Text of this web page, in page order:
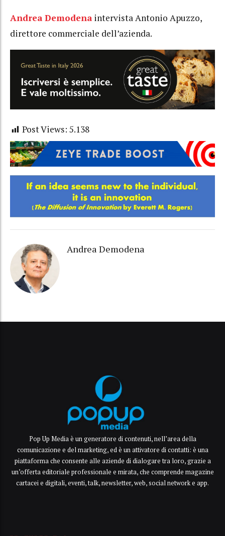
Andrea Demodena intervista Antonio Apuzzo,
direttore commerciale dell’azienda.
Post Views: 5.138
Andrea Demodena
Pop Up Media è un generatore di contenuti, nell’area della
comunicazione e del marketing, ed è un attivatore di contatti: è una
piattaforma che consente alle aziende di dialogare tra loro, grazie a
un’offerta editoriale professionale e mirata, che comprende magazine
cartacei e digitali, eventi, talk, newsletter, web, social network e app.